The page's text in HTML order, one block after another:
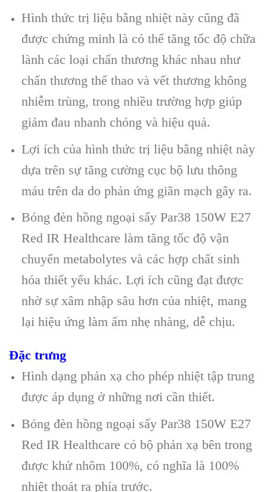
Hình thức trị liệu bằng nhiệt này cũng đã
được chứng minh là có thể tăng tốc độ chữa
lành các loại chấn thương khác nhau như
chấn thương thể thao và vết thương không
nhiễm trùng, trong nhiều trường hợp giúp
giảm đau nhanh chóng và hiệu quả.
Lợi ích của hình thức trị liệu bằng nhiệt này
dựa trên sự tăng cường cục bộ lưu thông
máu trên da do phản ứng giãn mạch gây ra.
Bóng đèn hồng ngoại sấy Par38 150W E27
Red IR Healthcare làm tăng tốc độ vận
chuyển metabolytes và các hợp chất sinh
hóa thiết yếu khác. Lợi ích cũng đạt được
nhờ sự xâm nhập sâu hơn của nhiệt, mang
lại hiệu ứng làm ấm nhẹ nhàng, dễ chịu.
Đặc trưng
Hình dạng phản xạ cho phép nhiệt tập trung
được áp dụng ở những nơi cần thiết.
Bóng đèn hồng ngoại sấy Par38 150W E27
Red IR Healthcare có bộ phản xạ bên trong
được khử nhôm 100%, có nghĩa là 100%
nhiệt thoát ra phía trước.